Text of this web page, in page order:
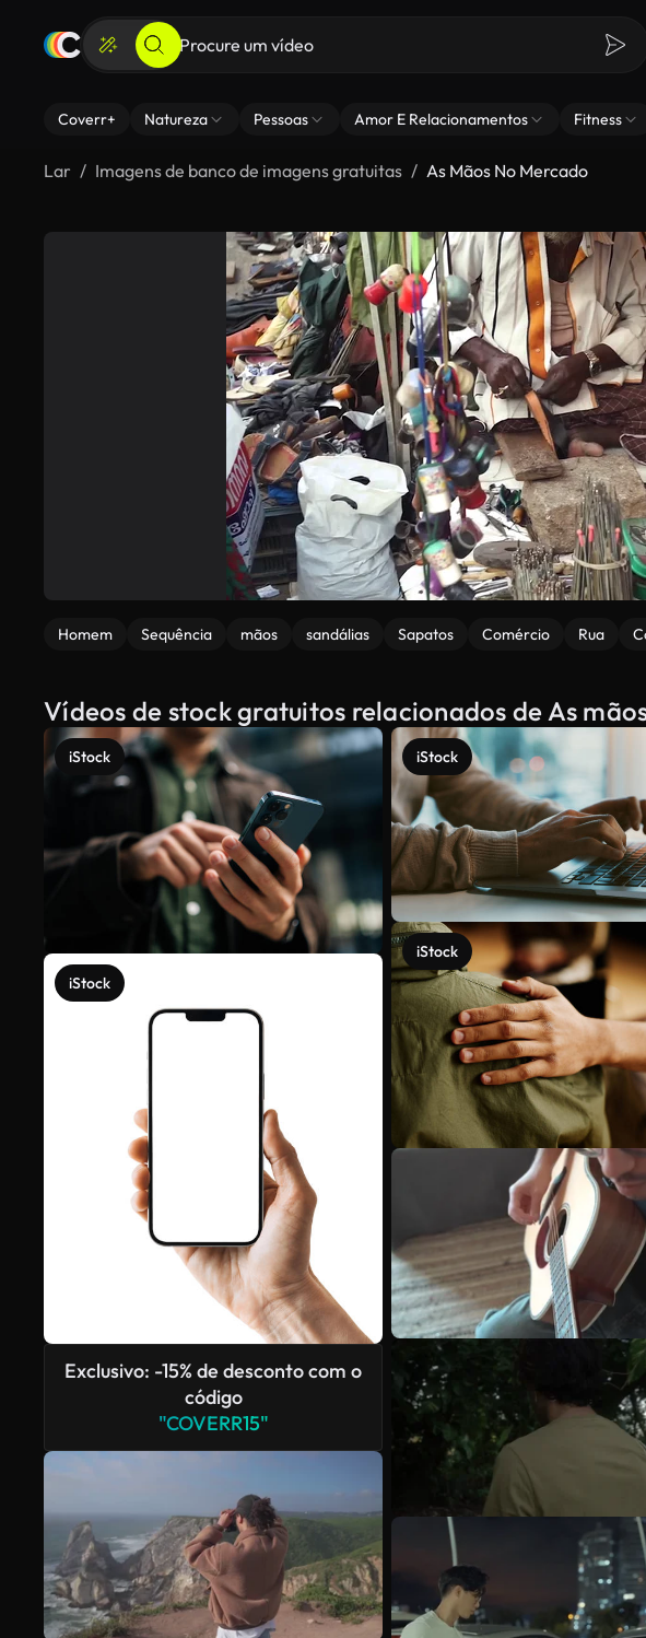
Coverr+ Natureza Pessoas Amor E Relacionamentos Fitness
Lar Imagens de banco de imagens gratuitas As Mãos No Mercado
Homem Sequência mãos sandálias Sapatos Comércio Rua
Vídeos de stock gratuitos relacionados de As
iStock
iStock
Exclusivo: -15% de desconto com o
código
"COVERR15"
iStock
iStock